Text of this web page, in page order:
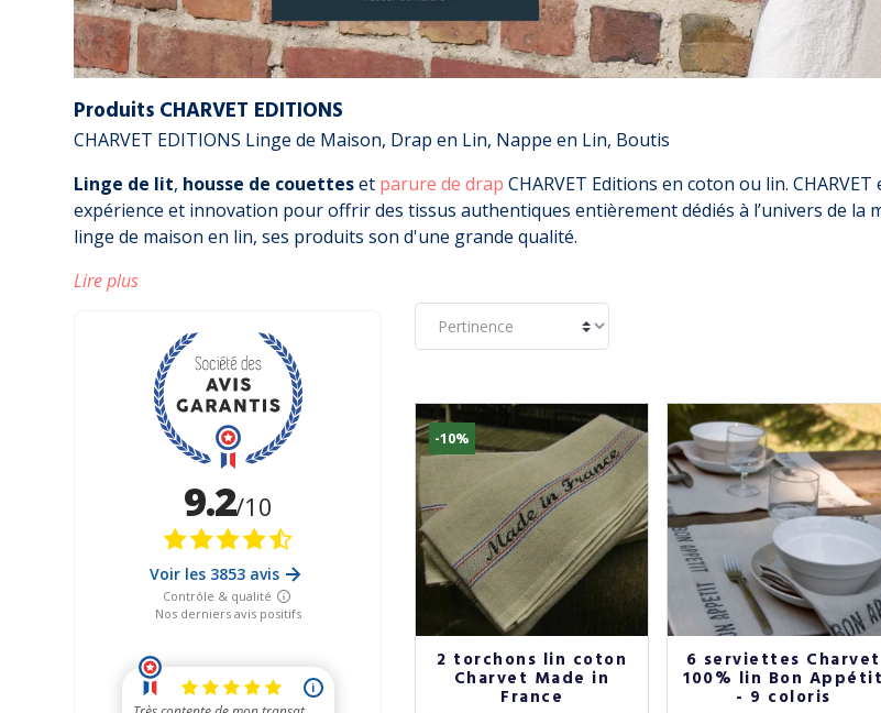
Produits CHARVET EDITIONS
CHARVET EDITIONS Linge de Maison, Drap en Lin, Nappe en Lin, Boutis
Linge de lit, housse de couetteset parure de drap CHARVET Editions en coton ou lin.
expérience et innovation pour offrir des tissus authentiques entièrement dédiés à l’univers de la
linge de maison en lin, ses produits son d'une grande qualité.
Lire plus
-10%
2 torchons lin coton
Charvet Made in
France
6 serviettes Charvet
100% lin Bon Appétit
- 9 coloris